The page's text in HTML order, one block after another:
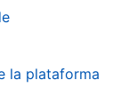
la plataforma